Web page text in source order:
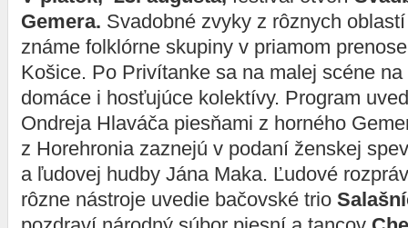
Gemera. Svadobné zvyky z rôznych
známe folklórne skupiny v priamom
Košice. Po Privítanke sa na malej scéne
domáce i hosťujúce kolektívy. Program
Ondreja Hlaváča piesňami z horného
z Horehronia zaznejú v podaní ženskej
a ľudovej hudby Jána Maka. Ľudové
rôzne nástroje uvedie bačovské trio